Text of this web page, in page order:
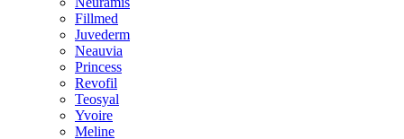
Fillmed
Juvederm
Neauvia
Princess
Revofil
Teosyal
Yvoire
Meline